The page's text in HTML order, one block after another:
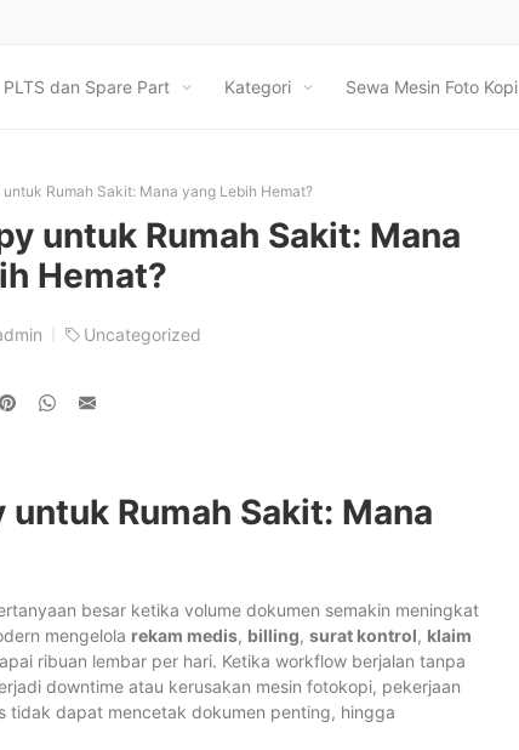
PLTS dan Spare Part Kategori Sewa Mesin Foto Kopi
Rumah Sakit: Mana yang Lebih Hemat?
untuk Rumah Sakit: Mana
Hemat?
Uncategorized
Rumah Sakit: Mana
besar ketika volume dokumen semakin meningkat
mengelola rekam medis, billing, surat kontrol, klaim
ribuan lembar per hari. Ketika workflow berjalan tanpa
downtime atau kerusakan mesin fotokopi, pekerjaan
tidak dapat mencetak dokumen penting, hingga